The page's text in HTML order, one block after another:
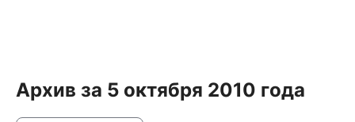
Архив за 5 октября 2010 года